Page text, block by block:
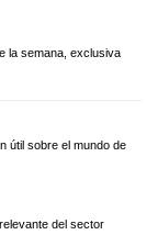
la semana, exclusiva
útil sobre el mundo de
del sector